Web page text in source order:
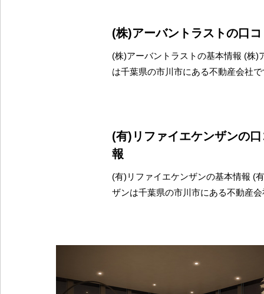
(株)アーバントラストの口
(株)アーバントラストの基本情報 (株)
は千葉県の市川市にある不動産会社
(有)リファイエケンザンの
報
(有)リファイエケンザンの基本情報 (
ザンは千葉県の市川市にある不動産